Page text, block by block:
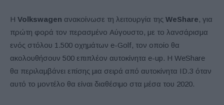
Η Volkswagen ανακοίνωσε τη λειτουργία της WeShare, για
πρώτη φορά τον περασμένο Αύγουστο, με το λανσάρισμα
ενός στόλου 1.500 οχημάτων e-Golf, τον οποίο θα
ακολουθήσουν 500 επιπλέον αυτοκίνητα e-up. Η WeShare
θα περιλαμβάνει επίσης μια σειρά από αυτοκίνητα ID.3 όταν
αυτό το μοντέλο θα είναι διαθέσιμο στα μέσα του 2020.